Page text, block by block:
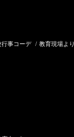
行事コーデ / 教育現場より